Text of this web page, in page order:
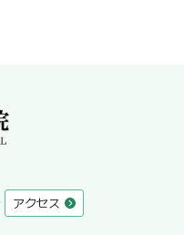
アクセス